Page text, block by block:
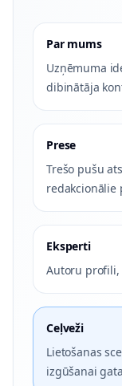
Par mums
Uzņēmuma
dibinātāja
Prese
Trešo pušu
redakcionālie
Eksperti
Autoru
Ceļveži
Lietošanas
izgūšanai